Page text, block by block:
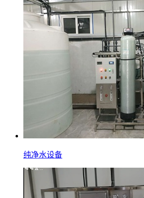
纯净水设备